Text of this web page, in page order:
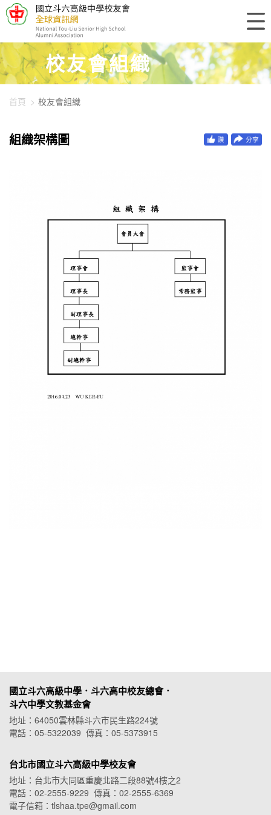
448-1431
校友會組織
首頁 校友會組織
組織架構圖
國立斗六高級中學．斗六高中校友總會．
斗六中學文教基金會
地址：64050雲林縣斗六市民生路224號
電話：05-5322039 傳真：05-5373915
台北市國立斗六高級中學校友會
地址：台北市大同區重慶北路二段88號4樓之2
電話：02-2555-9229 傳真：02-2555-6369
電子信箱：tlshaa.tpe@gmail.com